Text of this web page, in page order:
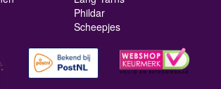
Phildar
Scheepjes